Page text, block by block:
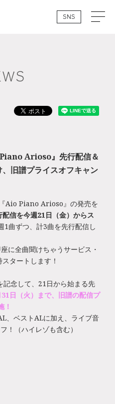
SNS
Arioso』先行配信＆
旧譜プライスオフキャン
Aio Piano Arioso』の発売を
配信を今週21日（金）からス
1曲ずつ、計3曲を先行配信し
に全曲聞けちゃうサービス・
タートします！
念して、21日から始まる先
日（火）まで、旧譜の配信プ
！
、ベストALに加え、ライブ音
！（ハイレゾも含む）